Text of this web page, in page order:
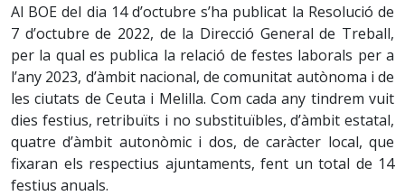
Al BOE del dia 14 d’octubre s’ha publicat la Resolució de
7 d’octubre de 2022, de la Direcció General de Treball,
per la qual es publica la relació de festes laborals per a
l’any 2023, d’àmbit nacional, de comunitat autònoma i de
les ciutats de Ceuta i Melilla. Com cada any tindrem vuit
dies festius, retribuïts i no substituïbles, d’àmbit estatal,
quatre d’àmbit autonòmic i dos, de caràcter local, que
fixaran els respectius ajuntaments, fent un total de 14
festius anuals.